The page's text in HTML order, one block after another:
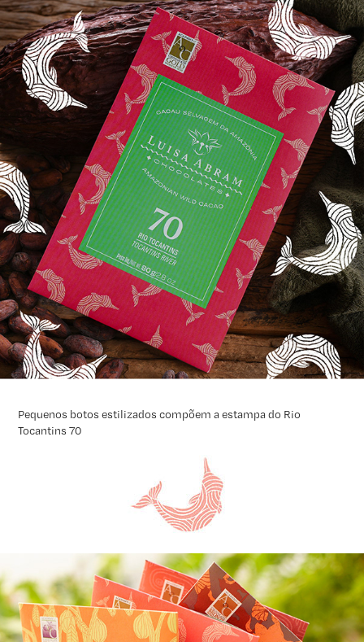
Pequenos botos estilizados compõem a estampa do Rio
Tocantins 70